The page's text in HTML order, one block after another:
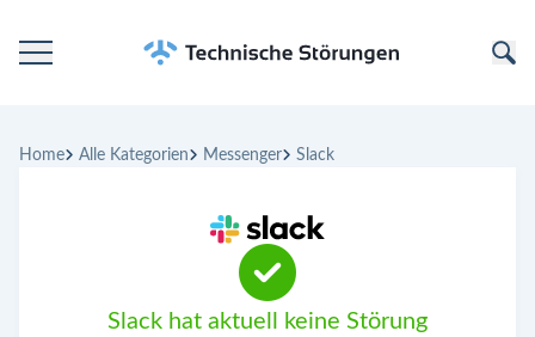
Kategorien
Home Alle Kategorien Messenger Slack
Slack hat aktuell keine Störung